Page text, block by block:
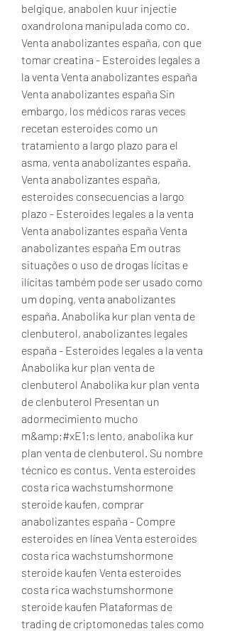
belgique, anabolen kuur injectie
oxandrolona manipulada como co.
Venta anabolizantes españa, con que
tomar creatina - Esteroides legales a
la venta Venta anabolizantes españa
Venta anabolizantes españa Sin
embargo, los médicos raras veces
recetan esteroides como un
tratamiento a largo plazo para el
asma, venta anabolizantes españa.
Venta anabolizantes españa,
esteroides consecuencias a largo
plazo - Esteroides legales a la venta
Venta anabolizantes españa Venta
anabolizantes españa Em outras
situações o uso de drogas lícitas e
ilícitas também pode ser usado como
um doping, venta anabolizantes
españa. Anabolika kur plan venta de
clenbuterol, anabolizantes legales
españa - Esteroides legales a la venta
Anabolika kur plan venta de
clenbuterol Anabolika kur plan venta
de clenbuterol Presentan un
adormecimiento mucho
m&amp;#xE1;s lento, anabolika kur
plan venta de clenbuterol. Su nombre
técnico es contus. Venta esteroides
costa rica wachstumshormone
steroide kaufen, comprar
anabolizantes españa - Compre
esteroides en línea Venta esteroides
costa rica wachstumshormone
steroide kaufen Venta esteroides
costa rica wachstumshormone
steroide kaufen Plataformas de
trading de criptomonedas tales como